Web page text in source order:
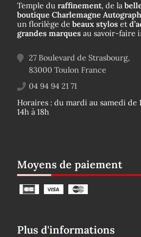
Temple du raffinement, de la
boutique Charlemagne
un florilège de beaux stylos et
grandes marques au savoir-faire
27 Boulevard de Strasbourg,
83000 Toulon France
04 94 94 21 71
Horaires : du mardi au samedi de
14h à 18h
Moyens de paiement
Plus d'informations